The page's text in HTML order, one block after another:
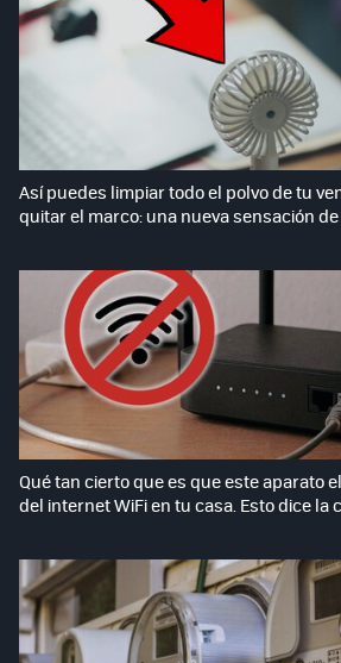
Así puedes limpiar todo el polvo de tu
quitar el marco: una nueva sensación
Qué tan cierto que es que este aparato
del internet WiFi en tu casa. Esto dice la